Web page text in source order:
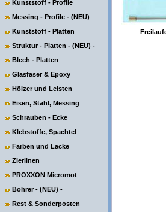
Kunststoff - Profile
Messing - Profile - (NEU)
Kunststoff - Platten
Struktur - Platten - (NEU) -
Blech - Platten
Glasfaser & Epoxy
Hölzer und Leisten
Eisen, Stahl, Messing
Schrauben - Ecke
Klebstoffe, Spachtel
Farben und Lacke
Zierlinen
PROXXON Micromot
Bohrer - (NEU) -
Rest & Sonderposten